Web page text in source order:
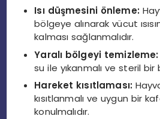
Isı düşmesini önleme:
bölgeye alınarak vücut
kalması sağlanmalıdır.
Yaralı bölgeyi temizleme:
su ile yıkanmalı ve steril bir
Hareket kısıtlaması:
kısıtlanmalı ve uygun bir
konulmalıdır.